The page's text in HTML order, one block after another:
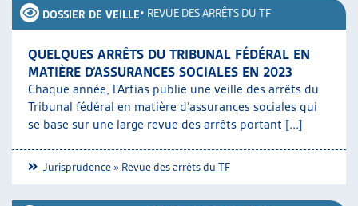
DOSSIER DE VEILLE• REVUE DES ARRÊTS DU TF
QUELQUES ARRÊTS DU TRIBUNAL FÉDÉRAL EN
MATIÈRE D’ASSURANCES SOCIALES EN 2023
Chaque année, l’Artias publie une veille des arrêts du
Tribunal fédéral en matière d’assurances sociales qui
se base sur une large revue des arrêts portant [...]
Jurisprudence » Revue des arrêts du TF